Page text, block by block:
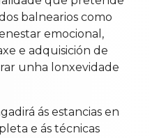
balnearios como
emocional,
e adquisición de
unha lonxevidade
ás estancias en
e ás técnicas